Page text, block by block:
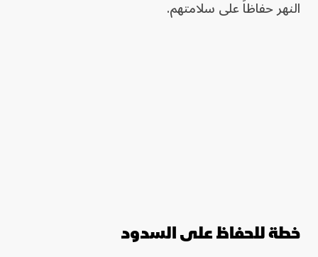
النهر حفاظاً على سلامتهم.
خطة للحفاظ على السدود